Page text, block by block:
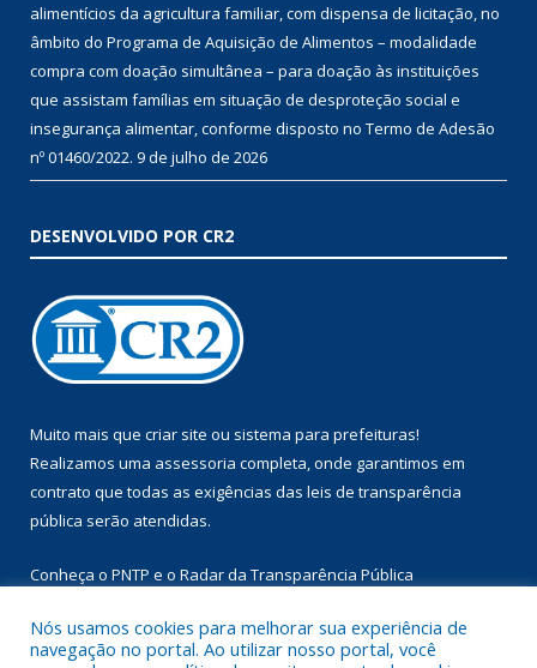
alimentícios da agricultura familiar, com dispensa de licitação, no
âmbito do Programa de Aquisição de Alimentos – modalidade
compra com doação simultânea – para doação às instituições
que assistam famílias em situação de desproteção social e
insegurança alimentar, conforme disposto no Termo de Adesão
nº 01460/2022. 9 de julho de 2026
DESENVOLVIDO POR CR2
Muito mais que criar site ou sistema para prefeituras!
Realizamos uma assessoria completa, onde garantimos em
contrato que todas as exigências das leis de transparência
pública serão atendidas.
Conheça o PNTP e o Radar da Transparência Pública
Nós usamos cookies para melhorar sua experiência de
navegação no portal. Ao utilizar nosso portal, você